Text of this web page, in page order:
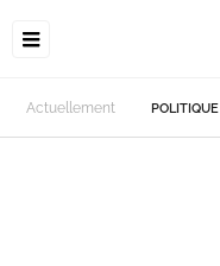
Actuellement POLITIQUE